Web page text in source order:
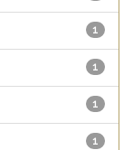
1
1
1
1